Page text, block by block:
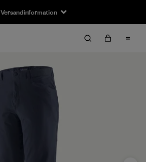
Versandinformation